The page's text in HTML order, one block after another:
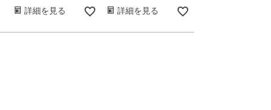
詳細を見る 詳細を見る